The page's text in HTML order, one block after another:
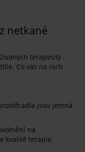
netkané
terapeuty -
Co vás na nich
jsou jemná
na
kvalitě terapie.